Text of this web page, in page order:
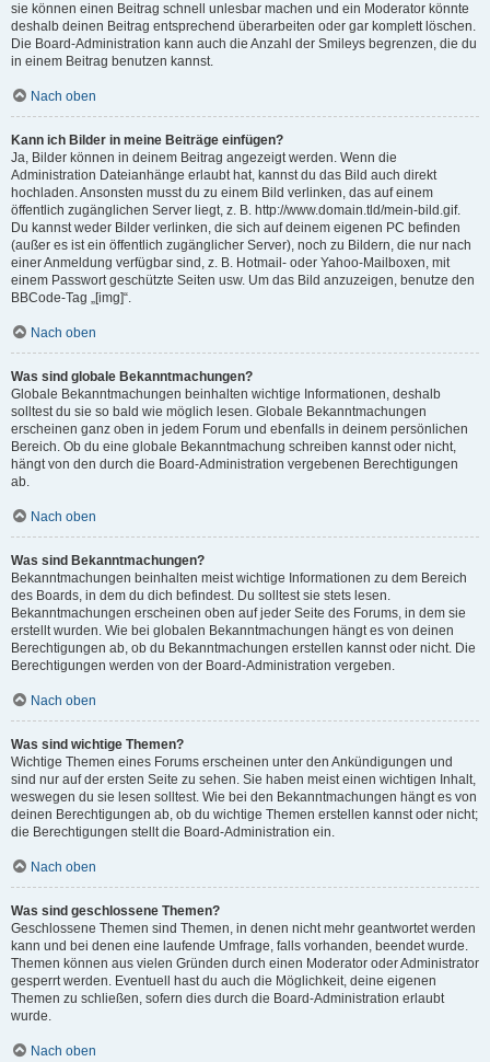
sie können einen Beitrag schnell unlesbar machen und ein Moderator könnte
deshalb deinen Beitrag entsprechend überarbeiten oder gar komplett löschen.
Die Board-Administration kann auch die Anzahl der Smileys begrenzen, die du
in einem Beitrag benutzen kannst.
Nach oben
Kann ich Bilder in meine Beiträge einfügen?
Ja, Bilder können in deinem Beitrag angezeigt werden. Wenn die
Administration Dateianhänge erlaubt hat, kannst du das Bild auch direkt
hochladen. Ansonsten musst du zu einem Bild verlinken, das auf einem
öffentlich zugänglichen Server liegt, z. B. http://www.domain.tld/mein-bild.gif.
Du kannst weder Bilder verlinken, die sich auf deinem eigenen PC befinden
(außer es ist ein öffentlich zugänglicher Server), noch zu Bildern, die nur nach
einer Anmeldung verfügbar sind, z. B. Hotmail- oder Yahoo-Mailboxen, mit
einem Passwort geschützte Seiten usw. Um das Bild anzuzeigen, benutze den
BBCode-Tag „[img]“.
Nach oben
Was sind globale Bekanntmachungen?
Globale Bekanntmachungen beinhalten wichtige Informationen, deshalb
solltest du sie so bald wie möglich lesen. Globale Bekanntmachungen
erscheinen ganz oben in jedem Forum und ebenfalls in deinem persönlichen
Bereich. Ob du eine globale Bekanntmachung schreiben kannst oder nicht,
hängt von den durch die Board-Administration vergebenen Berechtigungen
ab.
Nach oben
Was sind Bekanntmachungen?
Bekanntmachungen beinhalten meist wichtige Informationen zu dem Bereich
des Boards, in dem du dich befindest. Du solltest sie stets lesen.
Bekanntmachungen erscheinen oben auf jeder Seite des Forums, in dem sie
erstellt wurden. Wie bei globalen Bekanntmachungen hängt es von deinen
Berechtigungen ab, ob du Bekanntmachungen erstellen kannst oder nicht. Die
Berechtigungen werden von der Board-Administration vergeben.
Nach oben
Was sind wichtige Themen?
Wichtige Themen eines Forums erscheinen unter den Ankündigungen und
sind nur auf der ersten Seite zu sehen. Sie haben meist einen wichtigen Inhalt,
weswegen du sie lesen solltest. Wie bei den Bekanntmachungen hängt es von
deinen Berechtigungen ab, ob du wichtige Themen erstellen kannst oder nicht;
die Berechtigungen stellt die Board-Administration ein.
Nach oben
Was sind geschlossene Themen?
Geschlossene Themen sind Themen, in denen nicht mehr geantwortet werden
kann und bei denen eine laufende Umfrage, falls vorhanden, beendet wurde.
Themen können aus vielen Gründen durch einen Moderator oder Administrator
gesperrt werden. Eventuell hast du auch die Möglichkeit, deine eigenen
Themen zu schließen, sofern dies durch die Board-Administration erlaubt
wurde.
Nach oben